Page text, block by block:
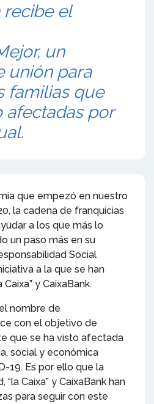
recibe el
un
unión para
familias que
afectadas por
que empezó en nuestro
la cadena de franquicias
a los que más lo
un paso más en su
Social
a la que se han
y CaixaBank.
nombre de
con el objetivo de
que se ha visto afectada
social y económica
19. Es por ello que la
Caixa” y CaixaBank han
para seguir con este